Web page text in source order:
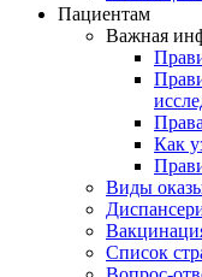
Пациентам
Важная
Как
Виды
Список